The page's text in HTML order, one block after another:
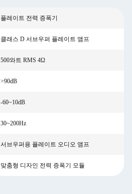
플레이트 전력 증폭기
클래스 D 서브우퍼 플레이트 앰프
500와트 RMS 4Ω
>90dB
-60~10dB
30~200Hz
서브우퍼용 플레이트 오디오 앰프
맞춤형 디자인 전력 증폭기 모듈